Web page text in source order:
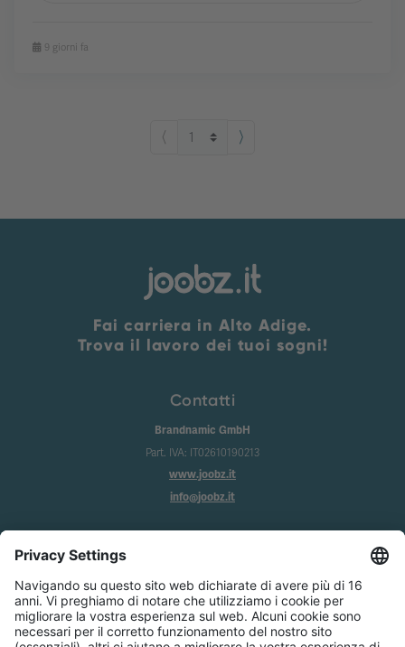
9 giorni fa
⟨ ⟩
Fai carriera in Alto Adige.
Trova il lavoro dei tuoi sogni!
Contatti
Brandnamic GmbH
Part. IVA: IT02610190213
www.joobz.it
info@joobz.it
Privacy
Condizioni generali
Impostazione dei cookie